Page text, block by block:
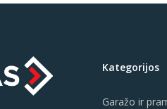
Kategorijos
Garažo ir